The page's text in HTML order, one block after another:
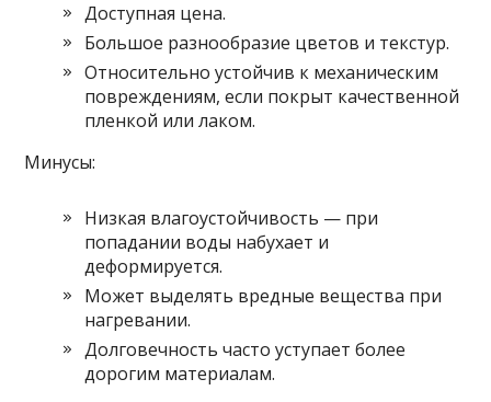
Доступная цена.
Большое разнообразие цветов и текстур.
Относительно устойчив к механическим
повреждениям, если покрыт качественной
пленкой или лаком.
Минусы:
Низкая влагоустойчивость — при
попадании воды набухает и
деформируется.
Может выделять вредные вещества при
нагревании.
Долговечность часто уступает более
дорогим материалам.